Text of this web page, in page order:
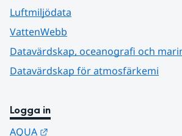
Luftmiljödata
VattenWebb
Datavärdskap, oceanografi och
Datavärdskap för atmosfärkemi
Logga in
AQUA